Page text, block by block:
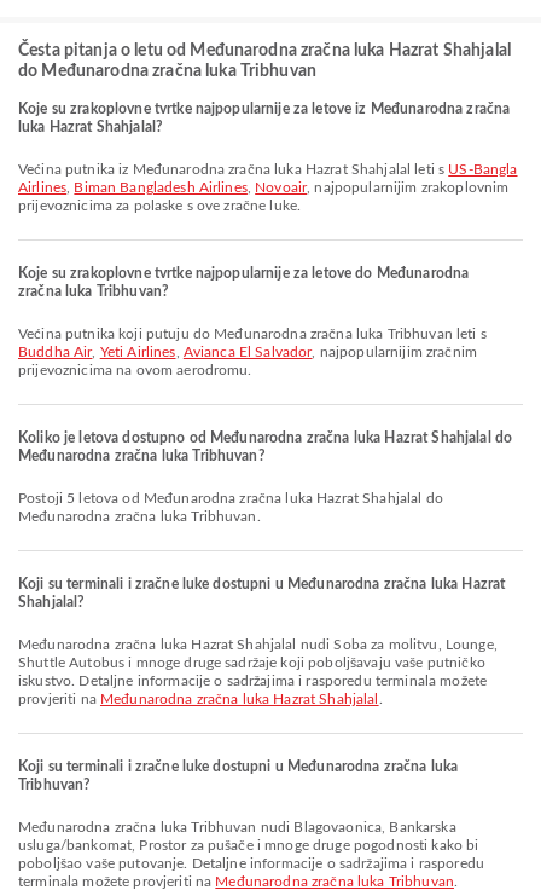
Česta pitanja o letu od Međunarodna zračna luka Hazrat Shahjalal
do Međunarodna zračna luka Tribhuvan
Koje su zrakoplovne tvrtke najpopularnije za letove iz Međunarodna zračna
luka Hazrat Shahjalal?
Većina putnika iz Međunarodna zračna luka Hazrat Shahjalal leti s US-Bangla
Airlines Biman Bangladesh Airlines, Novoair, najpopularnijim zrakoplovnim
prijevoznicima za polaske s ove zračne luke.
Koje su zrakoplovne tvrtke najpopularnije za letove do Međunarodna
zračna luka Tribhuvan?
Većina putnika koji putuju do Međunarodna zračna luka Tribhuvan leti s
Buddha Air, Yeti Airlines Avianca El Salvador, najpopularnijim zračnim
prijevoznicima na ovom aerodromu.
Koliko je letova dostupno od Međunarodna zračna luka Hazrat Shahjalal do
Međunarodna zračna luka Tribhuvan?
Postoji 5 letova od Međunarodna zračna luka Hazrat Shahjalal do
Međunarodna zračna luka Tribhuvan.
Koji su terminali i zračne luke dostupni u Međunarodna zračna luka Hazrat
Shahjalal?
Međunarodna zračna luka Hazrat Shahjalal nudi Soba za molitvu, Lounge,
Shuttle Autobus i mnoge druge sadržaje koji poboljšavaju vaše putničko
iskustvo. Detaljne informacije o sadržajima i rasporedu terminala možete
provjeriti na Međunarodna zračna luka Hazrat Shahjalal
Koji su terminali i zračne luke dostupni u Međunarodna zračna luka
Tribhuvan?
Međunarodna zračna luka Tribhuvan nudi Blagovaonica, Bankarska
usluga/bankomat, Prostor za pušače i mnoge druge pogodnosti kako bi
poboljšao vaše putovanje. Detaljne informacije o sadržajima i rasporedu
terminala možete provjeriti na Međunarodna zračna luka Tribhuvan